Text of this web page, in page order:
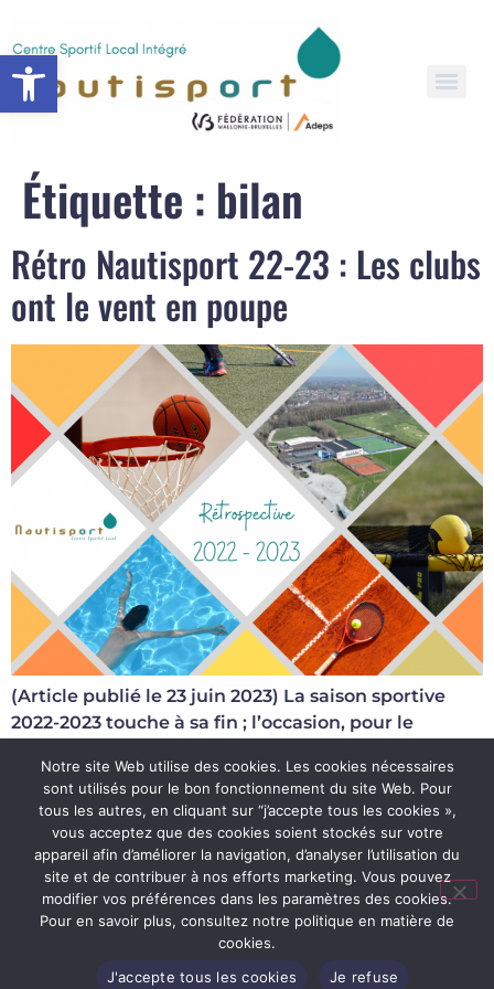
Open toolbar
Étiquette : bilan
Rétro Nautisport 22-23 : Les clubs
ont le vent en poupe
(Article publié le 23 juin 2023) La saison sportive
2022-2023 touche à sa fin ; l’occasion, pour le
1er volet : les Clubs. […]
Conditions d’utilisation du site
Politique de confidentialité
Règlements d’ordre intérieur
Conditions générales de vente
Notre site Web utilise des cookies. Les cookies nécessaires
sont utilisés pour le bon fonctionnement du site Web. Pour
tous les autres, en cliquant sur “j’accepte tous les cookies »,
vous acceptez que des cookies soient stockés sur votre
appareil afin d’améliorer la navigation, d’analyser l’utilisation du
site et de contribuer à nos efforts marketing. Vous pouvez
modifier vos préférences dans les paramètres des cookies.
Pour en savoir plus, consultez notre politique en matière de
cookies.
J'accepte tous les cookies
Je refuse